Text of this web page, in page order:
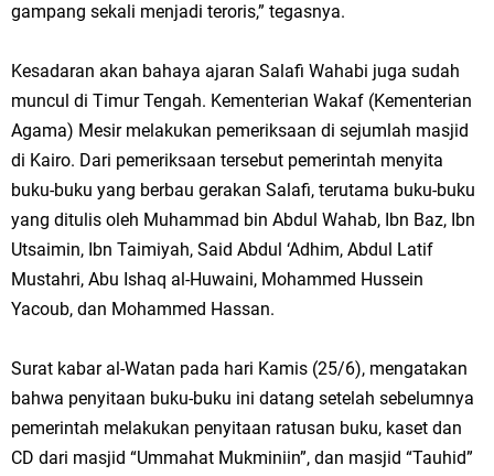
gampang sekali menjadi teroris,” tegasnya.
Kesadaran akan bahaya ajaran Salafi Wahabi juga sudah
muncul di Timur Tengah. Kementerian Wakaf (Kementerian
Agama) Mesir melakukan pemeriksaan di sejumlah masjid
di Kairo. Dari pemeriksaan tersebut pemerintah menyita
buku-buku yang berbau gerakan Salafi, terutama buku-buku
yang ditulis oleh Muhammad bin Abdul Wahab, Ibn Baz, Ibn
Utsaimin, Ibn Taimiyah, Said Abdul ‘Adhim, Abdul Latif
Mustahri, Abu Ishaq al-Huwaini, Mohammed Hussein
Yacoub, dan Mohammed Hassan.
Surat kabar al-Watan pada hari Kamis (25/6), mengatakan
bahwa penyitaan buku-buku ini datang setelah sebelumnya
pemerintah melakukan penyitaan ratusan buku, kaset dan
CD dari masjid “Ummahat Mukminiin”, dan masjid “Tauhid”